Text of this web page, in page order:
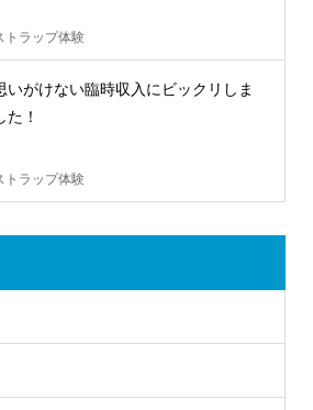
トラップ体験
いがけない臨時収入にビックリしま
た！
トラップ体験